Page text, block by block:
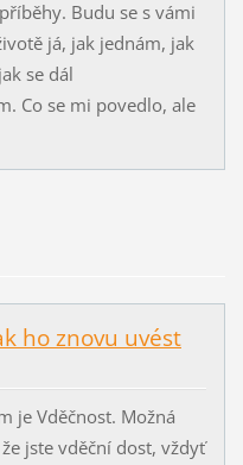
Budu se s vámi
já, jak jednám, jak
se dál
Co se mi povedlo, ale
ho znovu uvést
je Vděčnost. Možná
jste vděční dost, vždyť